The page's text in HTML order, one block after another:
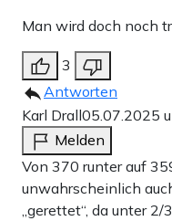
Man wird doch noch
3
Antworten
Karl Drall05.07.2025
Melden
Von 370 runter auf
unwahrscheinlich
„gerettet“, da unter 2/